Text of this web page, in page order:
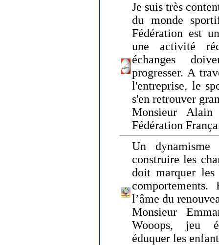
Je suis très
du monde
Fédération est
une activité
échanges
progresser. A
l'entreprise, le
s'en retrouver
Monsieur
Fédération
Un dynamisme
construire les
doit marquer les
l’âme du
Monsieur
Wooops, jeu
éduquer les